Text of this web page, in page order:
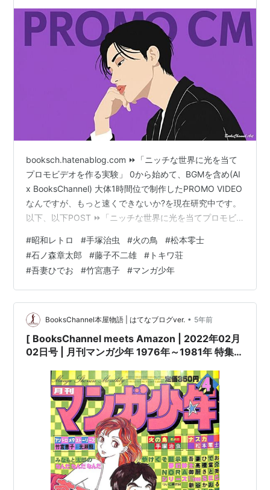
booksch.hatenablog.com ⏩「ニッチな世界に光を当て
プロモビデオを作る実験」 0から始めて、BGMを含め(AI
x BooksChannel) 大体1時間位で制作したPROMO VIDEO
なんですが、もっと速くできないか?を現在研究中です。
以下、以下POST ⏩「ニッチな世界に光を当てプロモビ
たらご覧頂ければ幸いです。よろしくお願い致します。
🌟 月刊 #マンガ少年 特集 🌟✨ 只今、月刊 マンガ少年 を
amazon に出品中!! ✨📖 by 朝日ソノラマ🔗 URL:
https://t.co/UQriIWOzkR手塚治虫…
#昭和レトロ #手塚治虫 #火の鳥 #松本零士
#石ノ森章太郎 #藤子不二雄 # トキワ荘
#吾妻ひでお #竹宮惠子 #マンガ少年
BooksChannel本屋物語 | はてなブログver. • 5年前
[ BooksChannel meets Amazon | 2022年02月
02日号 | 月刊マンガ少年 1976年～1981年 特集 |
二雄 #石坂啓 他 |